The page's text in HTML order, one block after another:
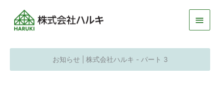
メ
メ
お知らせ | 株式会社ハルキ - パート 3